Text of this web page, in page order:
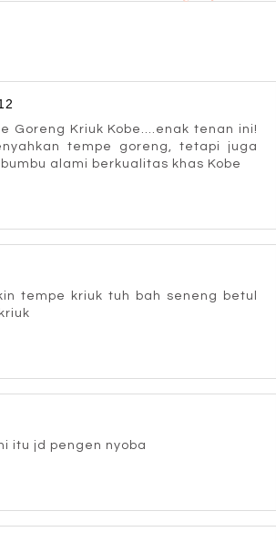
Goreng Kriuk Kobe....enak tenan ini!
tempe goreng, tetapi juga
alami berkualitas khas Kobe
tempe kriuk tuh bah seneng betul
itu jd pengen nyoba